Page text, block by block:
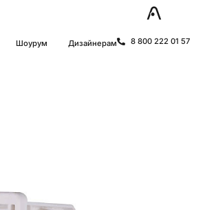
Шоурум Дизайнерам 8 800 222 01 57